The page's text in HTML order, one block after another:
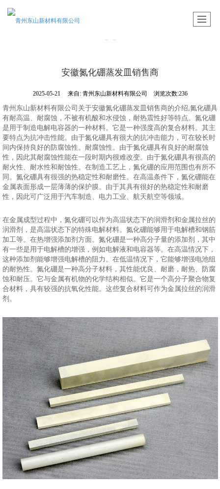
安徽氮化硼蒸发皿销售商
2025-05-21 来自: 青州东山新材料有限公司 浏览次数:236
青州东山新材料有限公司关于安徽氮化硼蒸发皿销售商的介绍,氮化硼具
有耐高温、耐腐蚀，不被有机酸和水侵蚀，耐热震性好等特点。氮化硼
是用于制造电解电容器的一种材料。它是一种强度高的复合材料。其主
要特点为抗冲击性能。由于氮化硼具有很大的抗冲击能力，可在较长时
间内保持良好的防腐蚀性。耐腐蚀性。由于氮化硼具有良好的耐腐蚀
性，因此其耐腐蚀性能在一段时期内很难改变。由于氮化硼具有很高的
耐火性、耐水性和耐蚀性。在制造工艺上，氮化硼的应用范围也有所不
同。氮化硼具有很强的热稳定性和耐磨性。在高温条件下，氮化硼能在
金属表面形成一层薄薄的保护膜。由于其具有很好的热稳定性和耐磨
性，因此可广泛用于汽车制造、电力工业、航天航空等领域。
在金属成型过程中，氮化硼可以作为高温状态下的润滑剂和金属拉丝的
润滑剂，是高温状态下的特殊电解材料。氮化硼能够用于电解槽和钢筋
加工等。在热增强添加剂方面。氮化硼是一种高分子量的添加剂，其中
有一些是用于电解槽的增强，例如电解液和电容器等。在高温情况下，
这种添加剂能够增强电解槽的阻力。在低温情况下，它能够增强电池组
的耐热性。氮化硼是一种高分子材料，其性能优良、耐磨，耐热、防腐
蚀和耐压。它与金属有机物的化学结构相似。它是一个高分子聚合物复
合材料，具有较强的抗氧化性能。这些复合材料可作为金属拉丝的润滑
剂。